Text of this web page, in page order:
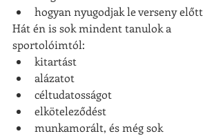
hogyan nyugodjak le verseny előtt
Hát én is sok mindent tanulok a
sportolóimtól:
kitartást
alázatot
céltudatosságot
elköteleződést
munkamorált, és még sok